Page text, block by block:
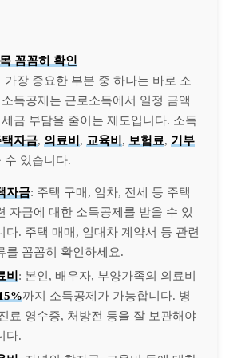
꼼꼼히 확인
가장 중요한 부분 중 하나는 바로 소
득공제는 근로소득에서 일정 금액
금 부담을 줄이는 제도입니다. 소득
자금, 의료비, 교육비, 보험료, 기부
수 있습니다.
자금: 주택 구매, 임차, 전세 등 주택
자금에 대한 소득공제를 받을 수 있
다. 주택 매매, 임대차 계약서 등 관련
를 꼼꼼히 확인하세요.
비: 본인, 배우자, 부양가족의 의료비
까지 소득공제가 가능합니다. 병
료 영수증, 처방전 등을 잘 보관해야
다.